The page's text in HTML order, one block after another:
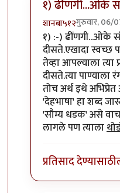
१) ढींणगी...ओके
शानबा५१२गुरुवार, 06/
In reply toकाही प्रश्न
१) :-) ढींणगी...ओके
दीसते.एखादा स्वच्छ
तेव्हा आपल्याला त्या
दीसते.त्या पाण्याला
तोच अर्थ इथे
'देहभाषा' हा शब्द
'सौम्य धडक' असे
लागले पण त्याला
प्रतिसाद देण्यासाठी